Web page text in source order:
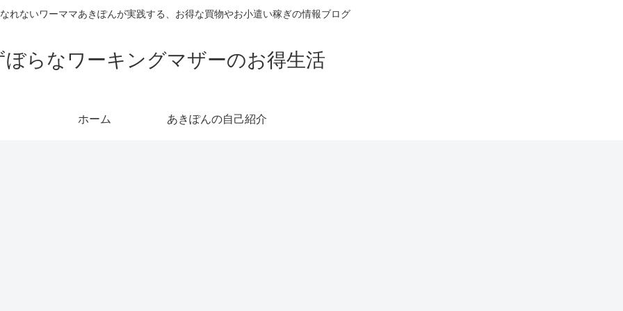
れないワーママあきぽんが実践する、お得な買物やお小遣い稼ぎの情報ブログ
ぼらなワーキングマザーのお得生活
ホーム あきぽんの自己紹介